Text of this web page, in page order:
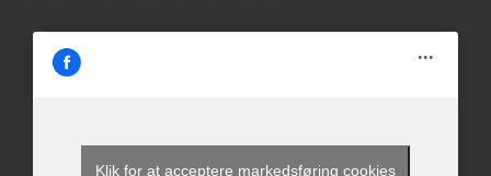
Klik for at acceptere markedsføring cookies